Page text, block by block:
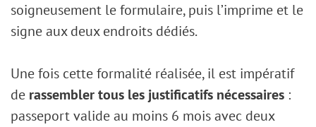
soigneusement le formulaire, puis l’imprime et le
signe aux deux endroits dédiés.
Une fois cette formalité réalisée, il est impératif
de rassembler tous les justificatifs nécessaires :
passeport valide au moins 6 mois avec deux